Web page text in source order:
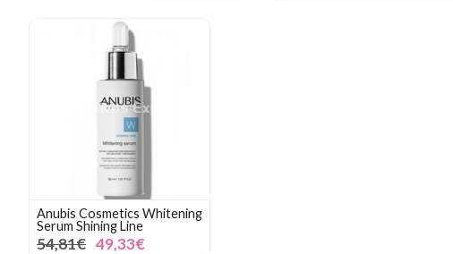
Anubis Cosmetics Whitening
Serum Shining Line
54,81€ 49,33€